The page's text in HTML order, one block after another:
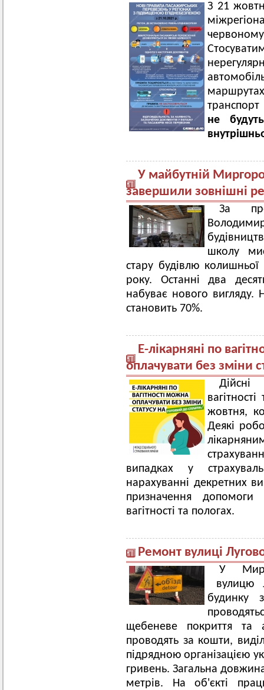
З 21
не
У майбутній
завершили зовнішні
За
школу
стару будівлю
року. Останні два
набуває нового вигляду.
становить 70%.
Е-лікарняні по
оплачувати без зміни
Дійсні
жовтня,
Деякі
випадках у
нарахуванні декретних
призначення
вагітності та пологах.
Ремонт вулиці
У
вулицю
будинку
щебеневе покриття та
проводять за кошти,
підрядною організацією
гривень. Загальна
метрів. На об'єкті